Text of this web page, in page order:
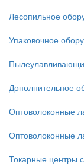
Лесопильное
Упаковочное
Дополнительное
Оптоволоконные
Оптоволоконные
Токарные центры